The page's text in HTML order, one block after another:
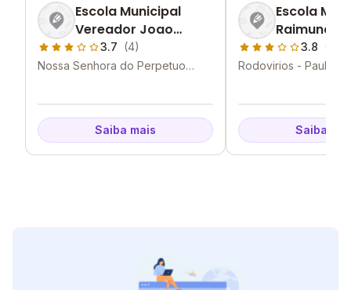
Escola Municipal
Vereador Joao
Bosco Ribeiro
3.7 (4)
Nossa Senhora do Perpetuo
Saiba mais
Escola
Raimundo
Da Silva
3.8 (1)
Rodovirios - Paulo
Saiba